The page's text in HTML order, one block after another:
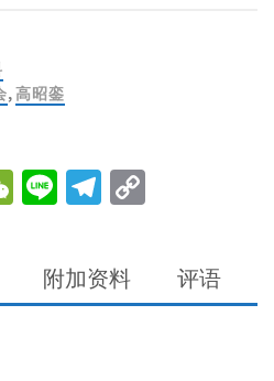
,高昭銮
WeChat
LineTelegram
附加资料 评语